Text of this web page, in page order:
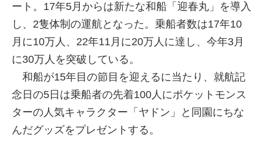
ート。17年5月からは新たな和船「迎春丸」を導入
し、2隻体制の運航となった。乗船者数は17年10
月に10万人、22年11月に20万人に達し、今年3月
に30万人を突破している。
和船が15年目の節目を迎えるに当たり、就航記
念日の5日は乗船者の先着100人にポケットモンス
ターの人気キャラクター「ヤドン」と同園にちな
んだグッズをプレゼントする。